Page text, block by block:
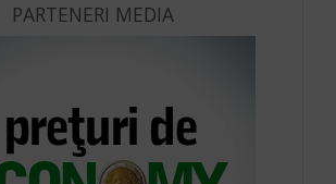
PARTENERI MEDIA